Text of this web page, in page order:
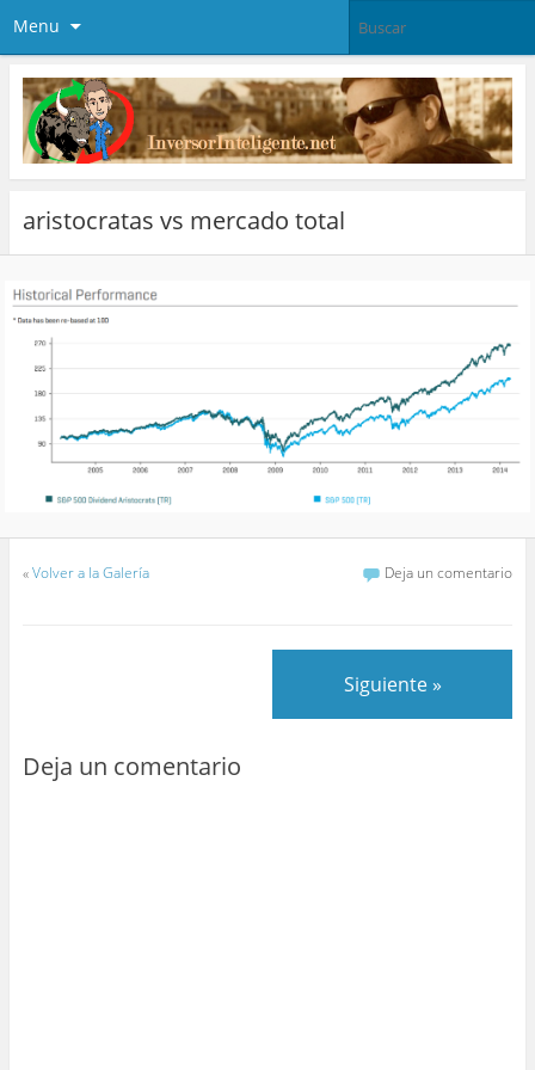
Menu
aristocratas vs mercado total
«Volver a la Galería Deja un comentario
Siguiente »
Deja un comentario